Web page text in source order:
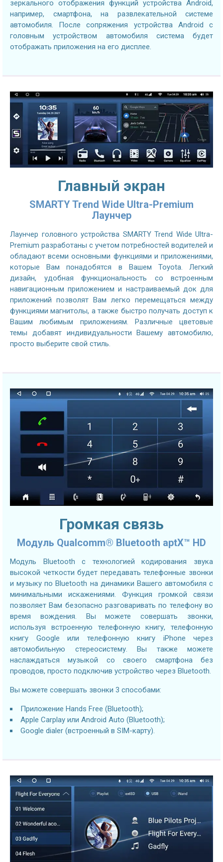
зеркального отображения функций устройства Android,
например, смартфона, на развлекательной системе
автомобиля. После сопряжения устройства Android с
головным устройством автомобиля система будет
отображать приложения на его дисплее.
Главный экран
SMARTY Trend Wide Ultra-Premium
Лаунчер
Лаунчер головного устройства SMARTY Trend Wide Ultra-
Premium разработаны с учетом потребностей водителей и
обладают всеми основными функциями и приложениями,
которые Вам понадобятся в Вашем Toyota. Легкий
дизайн, удобная функциональность со встроенным
навигационным приложением и настраиваемый док для
приложений позволят Вам легко перемещаться между
функциями магнитолы, а также быстро получать доступ к
Вашим любимым приложениям. Различные цветовые
темы добавят индивидуальности Вашему автомобилю,
просто выберите свой стиль.
Громкая связь
Модуль Qualcomm® Bluetooth aptX™ HD
Модуль Bluetooth с технологией кодирования звука
высокой четкости будет передавать телефонные звонки
и музыку по Bluetooth на динамики Вашего автомобиля с
минимальными искажениями. Функция громкой связи
позволяет Вам безопасно разговаривать по телефону во
время вождения. Вы можете совершать звонки,
используя встроенную телефонную книгу, телефонную
книгу Google или телефонную книгу iPhone через
автомобильную стереосистему. Вы также можете
наслаждаться музыкой со своего смартфона без
проводов, просто подключив устройство через Bluetooth.
Вы можете совершать звонки 3 способами:
Приложение Hands Free (Bluetooth);
Apple Carplay или Android Auto (Bluetooth);
Google dialer (встроенный в SIM-карту).